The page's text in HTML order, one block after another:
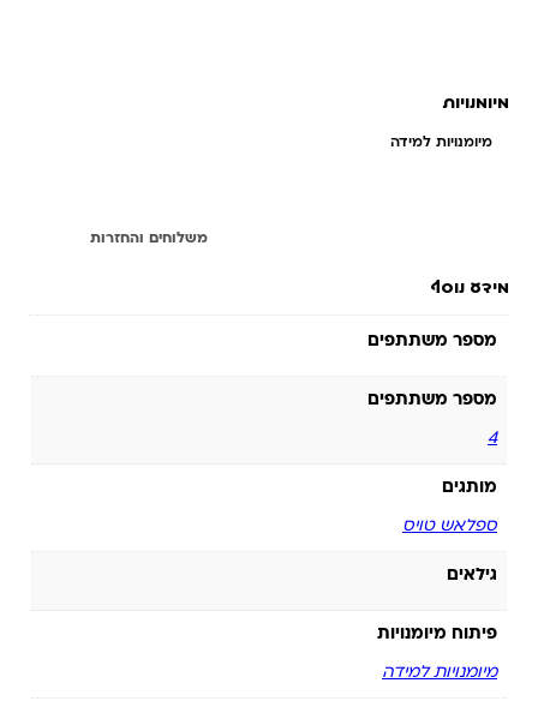
מיומנויות
מיומנויות למידה
משלוחים והחזרות
מידע נוסף
מספר משתתפים
מספר משתתפים
4
מותגים
ספלאש טויס
גילאים
פיתוח מיומנויות
מיומנויות למידה